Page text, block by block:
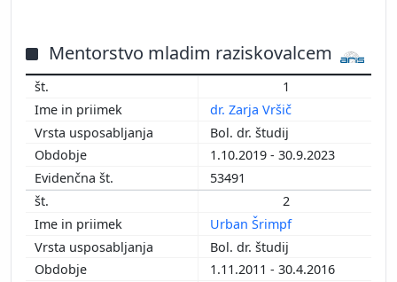
Mentorstvo mladim raziskovalcem
1
dr. Zarja Vršič
Bol. dr. študij
1.10.2019 - 30.9.2023
53491
2
Urban Šrimpf
Bol. dr. študij
1.11.2011 - 30.4.2016